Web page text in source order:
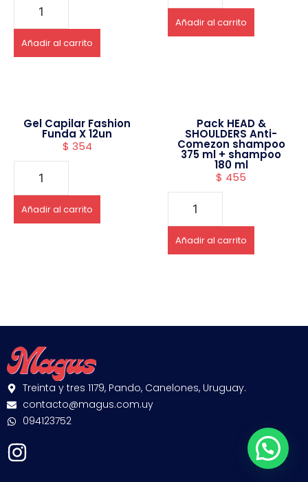
Añadir al carrito
Añadir al carrito
Gel Capilar Fashion
Funda X 12un
$ 354
Añadir al carrito
Pack HEAD &
SHOULDERS Anti-
Comezon shampoo
375 ml + shampoo
180 ml
$ 455
Añadir al carrito
Treinta y tres 1179, Pando, Canelones, Uruguay.
contacto@magus.com.uy
094123752